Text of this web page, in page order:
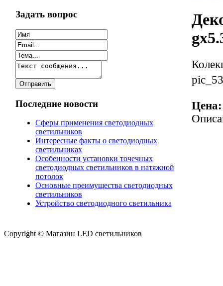
Задать вопрос
Последние новости
Сферы применения светодиодных
светильников
Интересные факты о светодиодных
светильниках
Особенности установки точечных
светодиодных светильников в натяжной
потолок
Основные преимущества светодиодных
светильников
Устройство светодиодного светильника
Цена:
Copyright © Магазин LED светильников